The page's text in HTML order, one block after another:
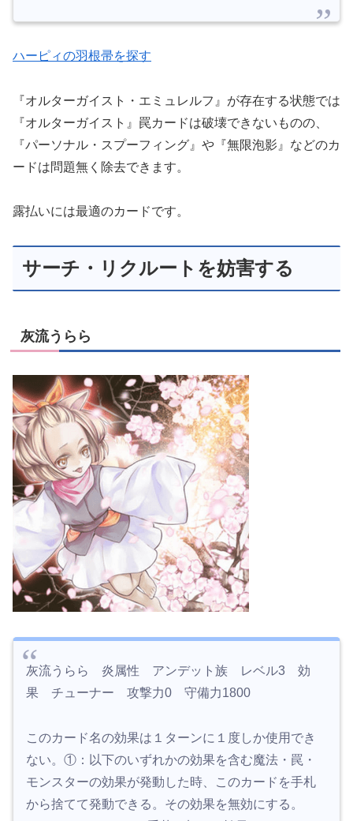
ハーピィの羽根帚を探す
『オルターガイスト・エミュレルフ』が存在する状態では
『オルターガイスト』罠カードは破壊できないものの、
『パーソナル・スプーフィング』や『無限泡影』などのカ
ードは問題無く除去できます。
露払いには最適のカードです。
サーチ・リクルートを妨害する
灰流うらら
灰流うらら 炎属性 アンデット族 レベル3 効
果 チューナー 攻撃力0 守備力1800
このカード名の効果は１ターンに１度しか使用でき
ない。①：以下のいずれかの効果を含む魔法・罠・
モンスターの効果が発動した時、このカードを手札
から捨てて発動できる。その効果を無効にする。